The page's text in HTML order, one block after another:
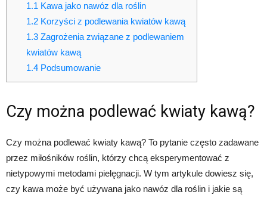
1.1Kawa jako nawóz dla roślin
1.2Korzyści z podlewania kwiatów kawą
1.3Zagrożenia związane z podlewaniem
kwiatów kawą
1.4Podsumowanie
Czy można podlewać kwiaty kawą?
Czy można podlewać kwiaty kawą? To pytanie często zadawane
przez miłośników roślin, którzy chcą eksperymentować z
nietypowymi metodami pielęgnacji. W tym artykule dowiesz się,
czy kawa może być używana jako nawóz dla roślin i jakie są